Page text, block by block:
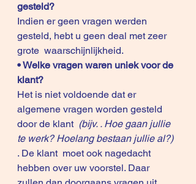
gesteld?
Indien er geen vragen werden
gesteld, hebt u geen deal met zeer
grote  waarschijnlijkheid.
• Welke vragen waren uniek voor de
klant?
Het is niet voldoende dat er
algemene vragen worden gesteld
door de klant (bijv. . Hoe gaan jullie
te werk? Hoelang bestaan jullie al?)
. De klant  moet ook nagedacht
hebben over uw voorstel. Daar